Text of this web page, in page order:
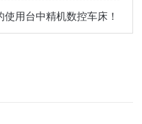
用台中精机数控车床！